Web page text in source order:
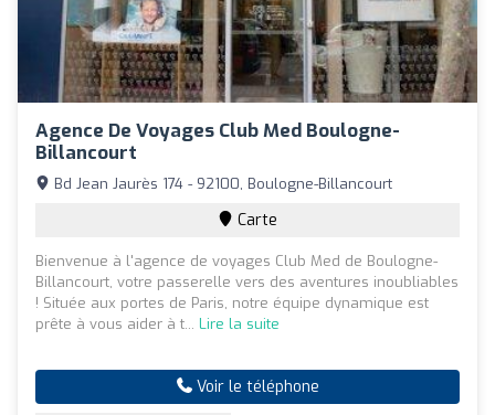
Agence De Voyages Club Med Boulogne-
Billancourt
Bd Jean Jaurès 174 - 92100, Boulogne-Billancourt
Carte
Bienvenue à l'agence de voyages Club Med de Boulogne-
Billancourt, votre passerelle vers des aventures inoubliables
! Située aux portes de Paris, notre équipe dynamique est
prête à vous aider à t... Lire la suite
Voir le téléphone